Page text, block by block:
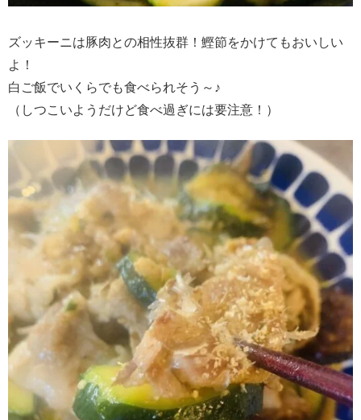
ズッキーニは豚肉との相性抜群！鰹節をかけてもおいしい
よ！
白ご飯でいくらでも食べられそう～♪
（しつこいようだけど食べ過ぎには要注意！）